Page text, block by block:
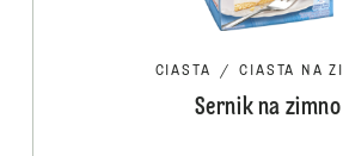
CIASTA / CIASTA NA
Sernik na zimno